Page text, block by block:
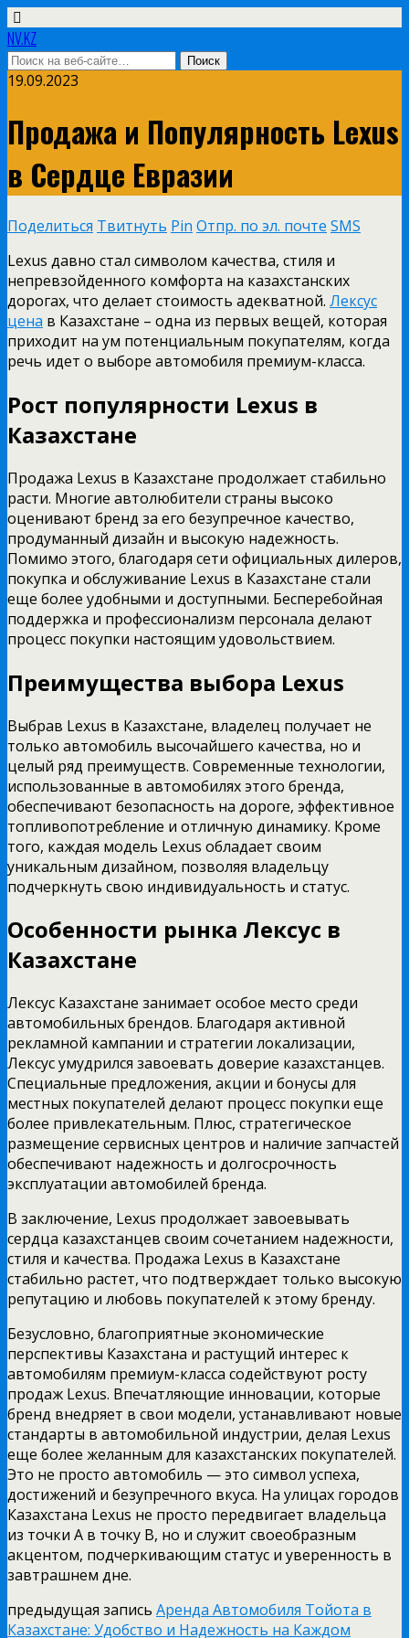
NV.KZ
19.09.2023
Продажа и Популярность Lexus
в Сердце Евразии
Поделиться Твитнуть Pin Отпр. по эл. почте SMS
Lexus давно стал символом качества, стиля и
непревзойденного комфорта на казахстанских
дорогах, что делает стоимость адекватной. Лексус
цена в Казахстане – одна из первых вещей, которая
приходит на ум потенциальным покупателям, когда
речь идет о выборе автомобиля премиум-класса.
Рост популярности Lexus в
Казахстане
Продажа Lexus в Казахстане продолжает стабильно
расти. Многие автолюбители страны высоко
оценивают бренд за его безупречное качество,
продуманный дизайн и высокую надежность.
Помимо этого, благодаря сети официальных дилеров,
покупка и обслуживание Lexus в Казахстане стали
еще более удобными и доступными. Бесперебойная
поддержка и профессионализм персонала делают
процесс покупки настоящим удовольствием.
Преимущества выбора Lexus
Выбрав Lexus в Казахстане, владелец получает не
только автомобиль высочайшего качества, но и
целый ряд преимуществ. Современные технологии,
использованные в автомобилях этого бренда,
обеспечивают безопасность на дороге, эффективное
топливопотребление и отличную динамику. Кроме
того, каждая модель Lexus обладает своим
уникальным дизайном, позволяя владельцу
подчеркнуть свою индивидуальность и статус.
Особенности рынка Лексус в
Казахстане
Лексус Казахстане занимает особое место среди
автомобильных брендов. Благодаря активной
рекламной кампании и стратегии локализации,
Лексус умудрился завоевать доверие казахстанцев.
Специальные предложения, акции и бонусы для
местных покупателей делают процесс покупки еще
более привлекательным. Плюс, стратегическое
размещение сервисных центров и наличие запчастей
обеспечивают надежность и долгосрочность
эксплуатации автомобилей бренда.
В заключение, Lexus продолжает завоевывать
сердца казахстанцев своим сочетанием надежности,
стиля и качества. Продажа Lexus в Казахстане
стабильно растет, что подтверждает только высокую
репутацию и любовь покупателей к этому бренду.
Безусловно, благоприятные экономические
перспективы Казахстана и растущий интерес к
автомобилям премиум-класса содействуют росту
продаж Lexus. Впечатляющие инновации, которые
бренд внедряет в свои модели, устанавливают новые
стандарты в автомобильной индустрии, делая Lexus
еще более желанным для казахстанских покупателей.
Это не просто автомобиль — это символ успеха,
достижений и безупречного вкуса. На улицах городов
Казахстана Lexus не просто передвигает владельца
из точки А в точку В, но и служит своеобразным
акцентом, подчеркивающим статус и уверенность в
завтрашнем дне.
предыдущая запись Аренда Автомобиля Тойота в
Казахстане: Удобство и Надежность на Каждом